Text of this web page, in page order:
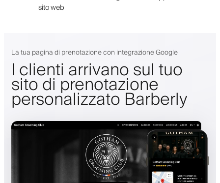
sito web
La tua pagina di prenotazione con integrazione Google
I clienti arrivano sul tuo
sito di prenotazione
personalizzato Barberly